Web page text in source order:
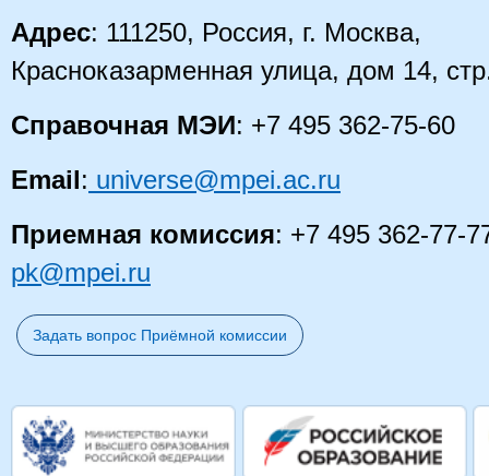
Адрес: 111250, Россия, г. Москва,
Красноказарменная улица, дом 14,
Справочная МЭИ: +7 495 362-75-60
Email: universe@mpei.ac.ru
Приемная комиссия: +7 495 362-77-
pk@mpei.ru
Задать вопрос Приёмной комиссии